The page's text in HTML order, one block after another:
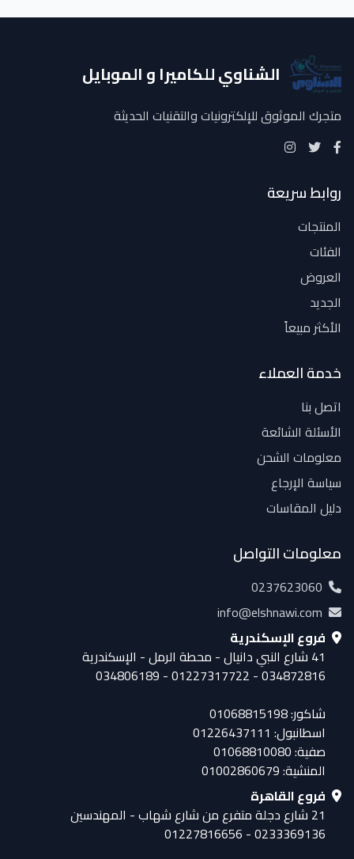
الشناوي للكاميرا و الموبايل
متجرك الموثوق للإلكترونيات والتقنيات الحديثة
روابط سريعة
المنتجات
الفئات
العروض
الجديد
الأكثر مبيعاً
خدمة العملاء
اتصل بنا
الأسئلة الشائعة
معلومات الشحن
سياسة الإرجاع
دليل المقاسات
معلومات التواصل
0237623060
info@elshnawi.com
فروع الإسكندرية
41 شارع النبي دانيال - محطة الرمل - الإسكندرية
034872816 - 01227317722 - 034806189
شاكور: 01068815198
اسطانبول: 01226437111
صفية: 01068810080
المنشية: 01002860679
فروع القاهرة
21 شارع دجلة متفرع من شارع شهاب - المهندسين
0233369136 - 01227816656